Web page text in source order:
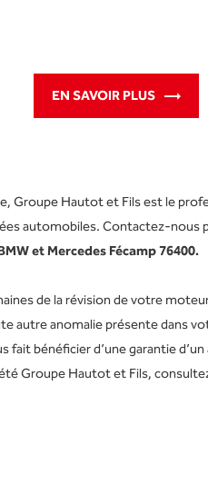
EN SAVOIR PLUS
Groupe Hautot et Fils est le
automobiles. Contactez-
et Mercedes Fécamp 76400.
de la révision de votre
anomalie présente dans
bénéficier d’une garantie
Groupe Hautot et Fils,